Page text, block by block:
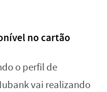
no cartão
o perfil de
vai realizando